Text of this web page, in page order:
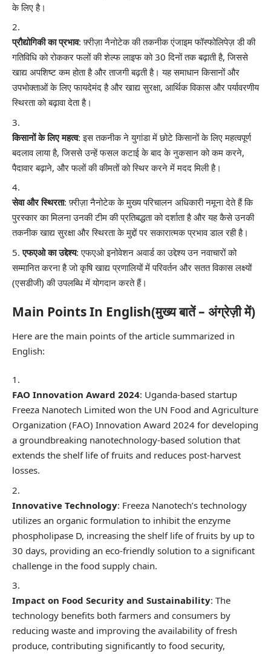
के लिए है।
प्रौद्योगिकी का प्रभाव: फ़्रीज़ा नैनोटेक की तकनीक एंजाइम फॉस्फोलिपेज़ डी की
गतिविधि को रोककर फलों की शेल्फ लाइफ को 30 दिनों तक बढ़ाती है, जिससे
खाद्य अपशिष्ट कम होता है और ताजगी बढ़ती है। यह समाधान किसानों और
उपभोक्ताओं के लिए फायदेमंद है और खाद्य सुरक्षा, आर्थिक विकास और पर्यावरणीय
स्थिरता को बढ़ावा देता है।
किसानों के लिए महत्व: इस तकनीक ने युगांडा में छोटे किसानों के लिए महत्वपूर्ण
बदलाव लाया है, जिससे उन्हें फसल कटाई के बाद के नुकसान को कम करने,
पैदावार बढ़ाने, और फलों की कीमतों को स्थिर करने में मदद मिली है।
सेवा और स्थिरता: फ़्रीज़ा नैनोटेक के मुख्य परिचालन अधिकारी नमूना देते हैं कि
पुरस्कार का मिलना उनकी टीम की प्रतिबद्धता को दर्शाता है और यह कैसे उनकी
तकनीक खाद्य सुरक्षा और स्थिरता के मुद्दों पर सकारात्मक प्रभाव डाल रही है।
एफएओ का उद्देश्य: एफएओ इनोवेशन अवार्ड का उद्देश्य उन नवाचारों को
सम्मानित करना है जो कृषि खाद्य प्रणालियों में परिवर्तन और सतत विकास लक्ष्यों
(एसडीजी) की उपलब्धि में योगदान करते हैं।
Main Points In English(मुख्य बातें – अंग्रेज़ी में)
Here are the main points of the article summarized in
English:
FAO Innovation Award 2024: Uganda-based startup
Freeza Nanotech Limited won the UN Food and Agriculture
Organization (FAO) Innovation Award 2024 for developing
a groundbreaking nanotechnology-based solution that
extends the shelf life of fruits and reduces post-harvest
losses.
Innovative Technology: Freeza Nanotech’s technology
utilizes an organic formulation to inhibit the enzyme
phospholipase D, increasing the shelf life of fruits by up to
30 days, providing an eco-friendly solution to a significant
challenge in the food supply chain.
Impact on Food Security and Sustainability: The
technology benefits both farmers and consumers by
reducing waste and improving the availability of fresh
produce, contributing significantly to food security,